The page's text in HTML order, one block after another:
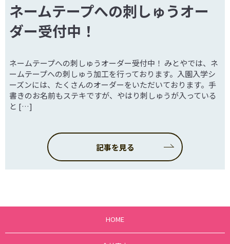
ネームテープへの刺しゅうオー
ダー受付中！
ネームテープへの刺しゅうオーダー受付中！ みとやでは、ネ
ームテープへの刺しゅう加工を行っております。入園入学シ
ーズンには、たくさんのオーダーをいただいております。手
書きのお名前もステキですが、やはり刺しゅうが入っている
と […]
記事を見る
HOME